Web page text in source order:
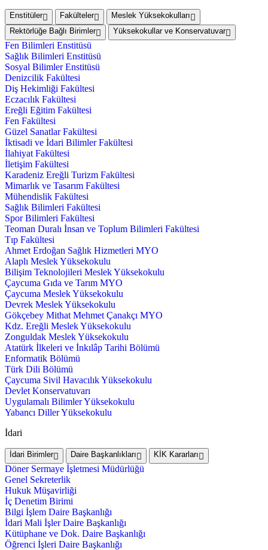
Enstitüler Fakülteler
Meslek Yüksekokulları
Rektörlüğe Bağlı Birimler
Yüksekokullar ve Konservatuvar
Fen Bilimleri Enstitüsü
Sağlık Bilimleri Enstitüsü
Sosyal Bilimler Enstitüsü
Denizcilik Fakültesi
Diş Hekimliği Fakültesi
Eczacılık Fakültesi
Ereğli Eğitim Fakültesi
Fen Fakültesi
Güzel Sanatlar Fakültesi
İktisadi ve İdari Bilimler Fakültesi
İlahiyat Fakültesi
İletişim Fakültesi
Karadeniz Ereğli Turizm Fakültesi
Mimarlık ve Tasarım Fakültesi
Mühendislik Fakültesi
Sağlık Bilimleri Fakültesi
Spor Bilimleri Fakültesi
Teoman Duralı İnsan ve Toplum Bilimleri Fakültesi
Tıp Fakültesi
Ahmet Erdoğan Sağlık Hizmetleri MYO
Alaplı Meslek Yüksekokulu
Bilişim Teknolojileri Meslek Yüksekokulu
Çaycuma Gıda ve Tarım MYO
Çaycuma Meslek Yüksekokulu
Devrek Meslek Yüksekokulu
Gökçebey Mithat Mehmet Çanakçı MYO
Kdz. Ereğli Meslek Yüksekokulu
Zonguldak Meslek Yüksekokulu
Atatürk İlkeleri ve İnkılâp Tarihi Bölümü
Enformatik Bölümü
Türk Dili Bölümü
Çaycuma Sivil Havacılık Yüksekokulu
Devlet Konservatuvarı
Uygulamalı Bilimler Yüksekokulu
Yabancı Diller Yüksekokulu
İdari
İdari Birimler Daire Başkanlıkları KİK Kararları
Döner Sermaye İşletmesi Müdürlüğü
Genel Sekreterlik
Hukuk Müşavirliği
İç Denetim Birimi
Bilgi İşlem Daire Başkanlığı
İdari Mali İşler Daire Başkanlığı
Kütüphane ve Dok. Daire Başkanlığı
Öğrenci İşleri Daire Başkanlığı